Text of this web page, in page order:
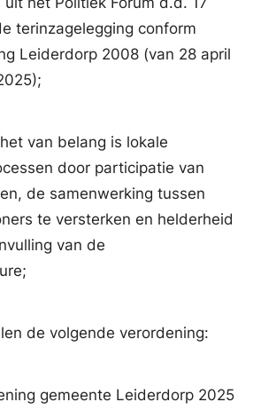
terinzagelegging conform
Leiderdorp 2008 (van 28 april
van belang is lokale
door participatie van
de samenwerking tussen
te versterken en helderheid
van de
de volgende verordening:
gemeente Leiderdorp 2025